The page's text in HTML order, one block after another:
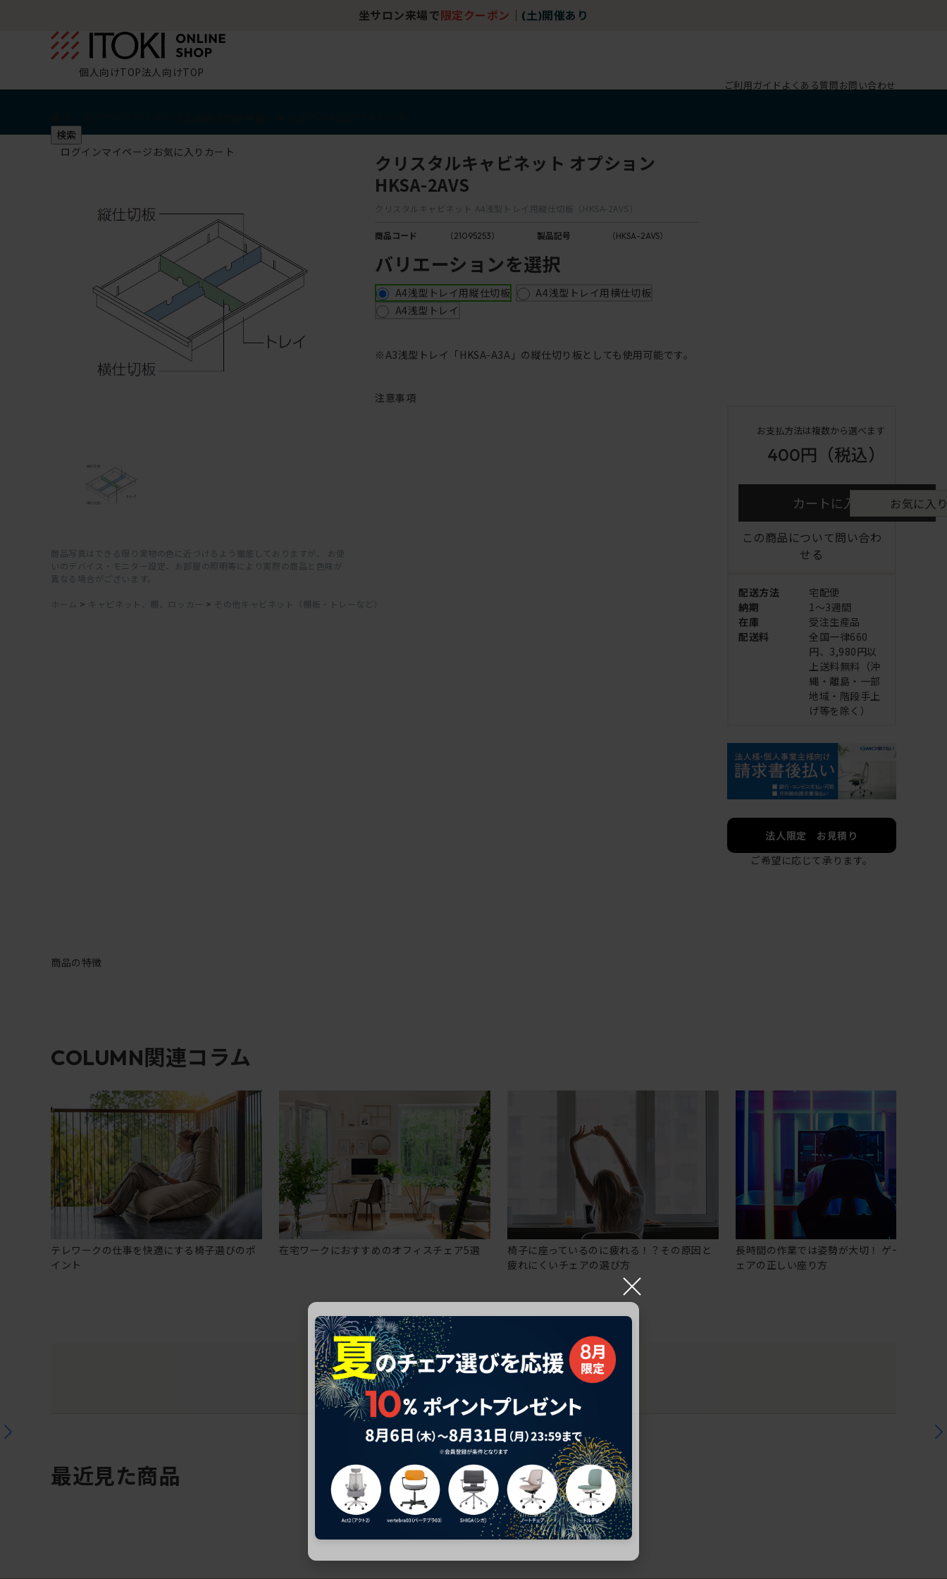
坐サロン来場で 限定クーポン (土)開催あり
個人向けTOP法人向けTOP
ご利用ガイド よくある質問お問い合わせ
検索
ログインマイページ お気に入り カート
商品写真はできる限り実物の色に近づけるよう徹底しておりますが、 お使
いのデバイス・モニター設定、お部屋の照明等により実際の商品と色味が
異なる場合がございます。
ホーム > キャビネット、棚、ロッカー > その他キャビネット（棚板・トレーなど）
クリスタルキャビネット オプション
HKSA-2AVS
クリスタルキャビネット A4浅型トレイ用縦仕切板（HKSA-2AVS）
商品コード （21095253） 製品記号 （HKSA-2AVS）
バリエーションを選択
A4浅型トレイ用縦仕切板
A4浅型トレイ用横仕切板
A4浅型トレイ
※A3浅型トレイ「HKSA-A3A」の縦仕切り板としても使用可能です。
注意事項
お支払方法は複数から選べます
400円 （税込）
カートに入れる お気に入
この商品について問い合わ
せる
配送方法
宅配便
納期
1～3週間
在庫
受注生産品
配送料
全国一律660
円、3,980円以
上送料無料（沖
縄・離島・一部
地域・階段手上
げ等を除く）
法人限定 お見積り
ご希望に応じて承ります。
商品の特徴
COLUMN関連コラム
テレワークの仕事を快適にする椅子選びのポ
イント
在宅ワークにおすすめのオフィスチェア5選
椅子に座っているのに疲れる！？その原因と
疲れにくいチェアの選び方
長時間の作業では姿勢が大切！ ゲーミングチ
ェアの正しい座り方
最近見た商品
×